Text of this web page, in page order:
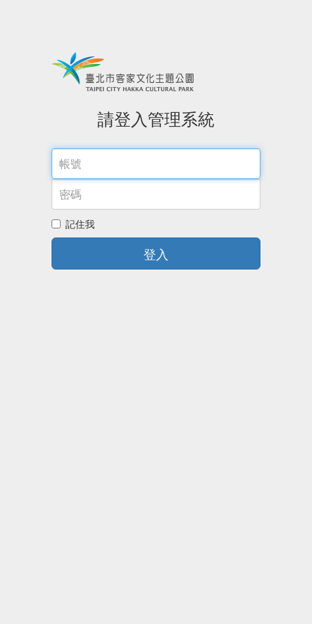
請登入管理系統
記住我
登入